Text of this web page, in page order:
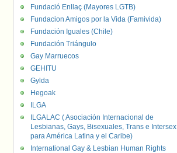
Fundació Enllaç (Mayores LGTB)
Fundacion Amigos por la Vida (Famivida)
Fundación Iguales (Chile)
Fundación Triángulo
Gay Marruecos
GEHITU
Gylda
Hegoak
ILGA
ILGALAC ( Asociación Internacional de
Lesbianas, Gays, Bisexuales, Trans e Intersex
para América Latina y el Caribe)
International Gay & Lesbian Human Rights